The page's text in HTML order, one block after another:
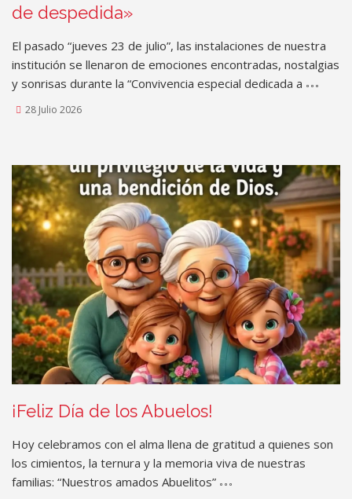
de despedida»
El pasado “jueves 23 de julio”, las instalaciones de nuestra
institución se llenaron de emociones encontradas, nostalgias
y sonrisas durante la “Convivencia especial dedicada a
28 Julio 2026
Rating:
¡Feliz Día de los Abuelos!
Hoy celebramos con el alma llena de gratitud a quienes son
los cimientos, la ternura y la memoria viva de nuestras
familias: “Nuestros amados Abuelitos”